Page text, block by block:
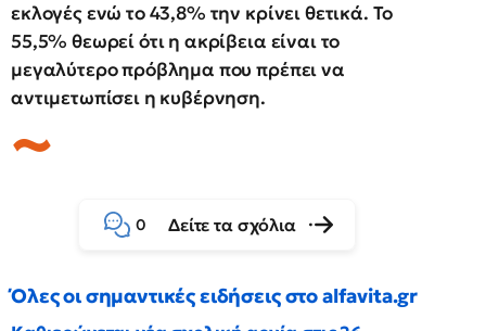
εκλογές ενώ το 43,8% την κρίνει θετικά. Το
55,5% θεωρεί ότι η ακρίβεια είναι το
μεγαλύτερο πρόβλημα που πρέπει να
αντιμετωπίσει η κυβέρνηση.
0 Δείτε τα σχόλια
Όλες οι σημαντικές ειδήσεις στο alfavita.gr